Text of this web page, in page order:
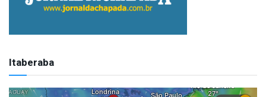
Itaberaba